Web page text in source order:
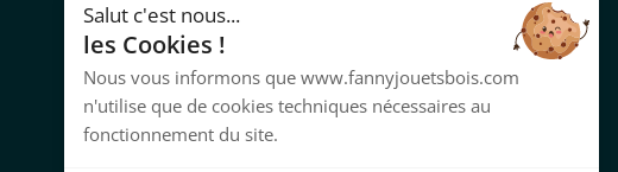
Salut c'est nous...
les Cookies !
Nous vous informons que www.fannyjouetsbois.com
n'utilise que de cookies techniques nécessaires au
fonctionnement du site.
Notre FAQ
https://www.descampagnesvivantes.fr/